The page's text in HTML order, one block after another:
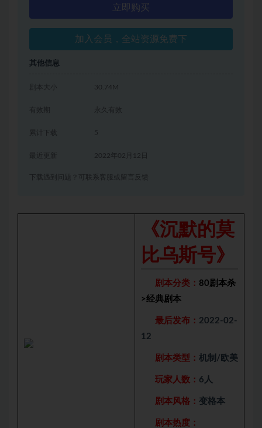
立即购买
加入会员，全站资源免费下
其他信息
剧本大小 30.74M
有效期 永久有效
累计下载 5
2022年02月12日
下载遇到问题？可联系客服或留言反馈
《沉默的莫
比乌斯号》
剧本分类： 80剧本杀
>经典剧本
最后发布： 2022-02-
12
剧本类型： 机制/欧美
玩家人数： 6人
剧本风格： 变格本
剧本热度：